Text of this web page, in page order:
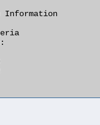
Information